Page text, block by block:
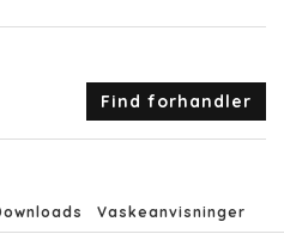
Find forhandler
Vaskeanvisninger